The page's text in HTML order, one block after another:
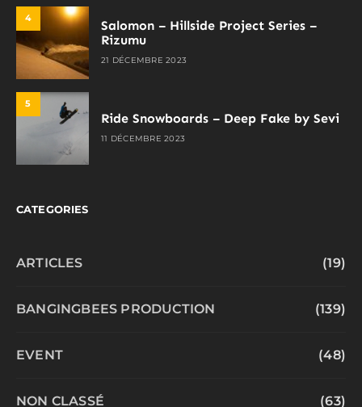
4
Salomon – Hillside Project Series –
Rizumu
21 DÉCEMBRE 2023
5
Ride Snowboards – Deep Fake by Sevi
11 DÉCEMBRE 2023
CATEGORIES
ARTICLES (19)
BANGINGBEES PRODUCTION (139)
EVENT (48)
NON CLASSÉ (63)